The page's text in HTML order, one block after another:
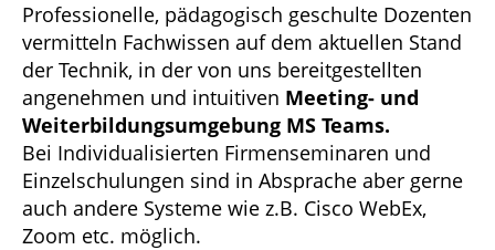
Professionelle, pädagogisch geschulte Dozenten
vermitteln Fachwissen auf dem aktuellen Stand
der Technik, in der von uns bereitgestellten
angenehmen und intuitiven Meeting- und
Weiterbildungsumgebung MS Teams.
Bei Individualisierten Firmenseminaren und
Einzelschulungen sind in Absprache aber gerne
auch andere Systeme wie z.B. Cisco WebEx,
Zoom etc. möglich.